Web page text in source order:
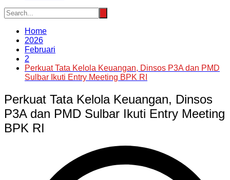
Home
2026
Februari
2
Perkuat Tata Kelola Keuangan, Dinsos P3A dan PMD
Sulbar Ikuti Entry Meeting BPK RI
Perkuat Tata Kelola Keuangan, Dinsos
P3A dan PMD Sulbar Ikuti Entry Meeting
BPK RI